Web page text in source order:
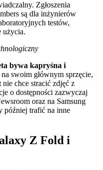
Zgłoszenia
są dla inżynierów
testów,
użycia.
bywa kapryśna i
swoim głównym sprzęcie,
chce stracić zdjęć z
o dostępności zazwyczaj
oraz na Samsung
później trafić na inne
Z Fold i